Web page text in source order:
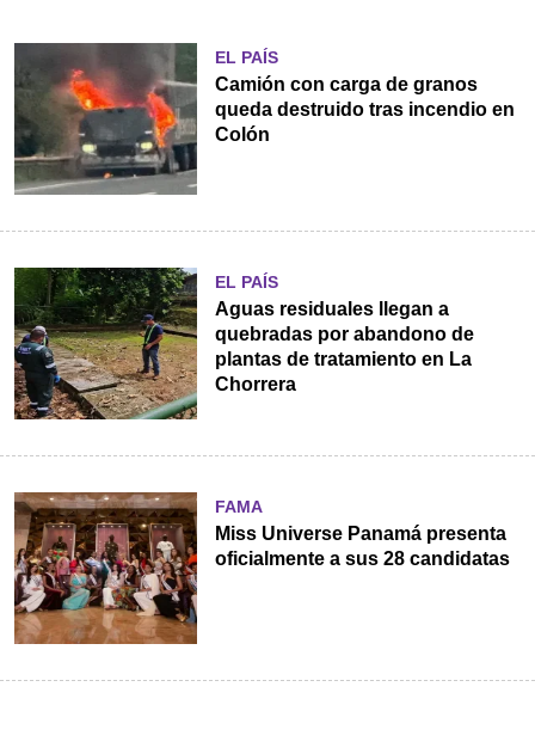
EL PAÍS
Camión con carga de granos
queda destruido tras incendio en
Colón
EL PAÍS
Aguas residuales llegan a
quebradas por abandono de
plantas de tratamiento en La
Chorrera
FAMA
Miss Universe Panamá presenta
oficialmente a sus 28 candidatas